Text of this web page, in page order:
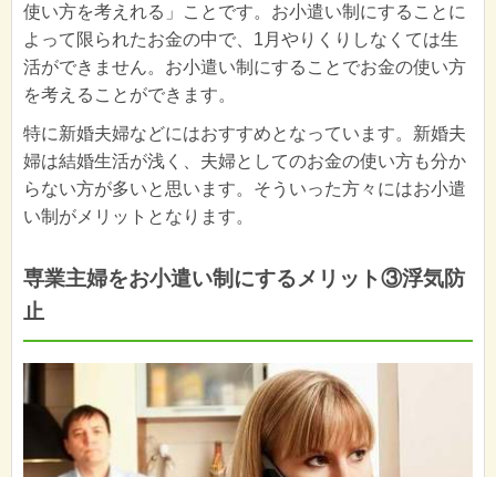
使い方を考えれる」ことです。お小遣い制にすることに
よって限られたお金の中で、1月やりくりしなくては生
活ができません。お小遣い制にすることでお金の使い方
を考えることができます。
特に新婚夫婦などにはおすすめとなっています。新婚夫
婦は結婚生活が浅く、夫婦としてのお金の使い方も分か
らない方が多いと思います。そういった方々にはお小遣
い制がメリットとなります。
専業主婦をお小遣い制にするメリット③浮気防
止